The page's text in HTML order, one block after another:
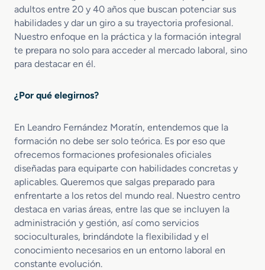
adultos entre 20 y 40 años que buscan potenciar sus
habilidades y dar un giro a su trayectoria profesional.
Nuestro enfoque en la práctica y la formación integral
te prepara no solo para acceder al mercado laboral, sino
para destacar en él.
¿Por qué elegirnos?
En Leandro Fernández Moratín, entendemos que la
formación no debe ser solo teórica. Es por eso que
ofrecemos formaciones profesionales oficiales
diseñadas para equiparte con habilidades concretas y
aplicables. Queremos que salgas preparado para
enfrentarte a los retos del mundo real. Nuestro centro
destaca en varias áreas, entre las que se incluyen la
administración y gestión, así como servicios
socioculturales, brindándote la flexibilidad y el
conocimiento necesarios en un entorno laboral en
constante evolución.